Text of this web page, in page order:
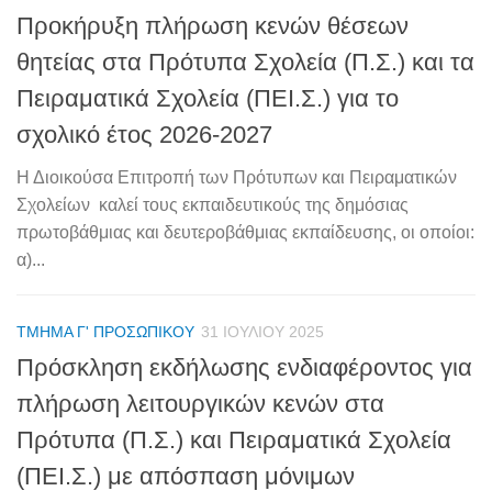
Προκήρυξη πλήρωση κενών θέσεων
θητείας στα Πρότυπα Σχολεία (Π.Σ.) και τα
Πειραματικά Σχολεία (ΠΕΙ.Σ.) για το
σχολικό έτος 2026-2027
Η Διοικούσα Επιτροπή των Πρότυπων και Πειραματικών
Σχολείων καλεί τους εκπαιδευτικούς της δημόσιας
πρωτοβάθμιας και δευτεροβάθμιας εκπαίδευσης, οι οποίοι:
α)...
ΤΜΉΜΑ Γ' ΠΡΟΣΩΠΙΚΟΎ 31 ΙΟΥΛΊΟΥ 2025
Πρόσκληση εκδήλωσης ενδιαφέροντος για
πλήρωση λειτουργικών κενών στα
Πρότυπα (Π.Σ.) και Πειραματικά Σχολεία
(ΠΕΙ.Σ.) με απόσπαση μόνιμων